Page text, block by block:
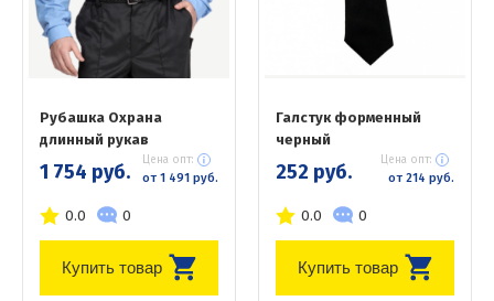
Рубашка Охрана
длинный рукав
1 754 руб. Цена опт:
от 1 491 руб.
0.0 0
Купить товар
Галстук форменный
черный
252 руб. Цена опт:
от 214 руб.
0.0 0
Купить товар